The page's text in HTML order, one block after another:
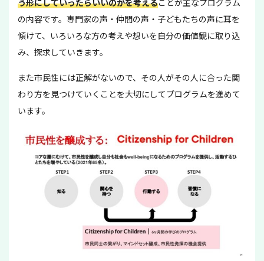
う形にしていったらいいのかを考えることが主なプログラム
の内容です。専門家の声・仲間の声・子どもたちの声に耳を
傾けて、いろいろな方の考えや想いを自分の価値観に取り込
み、探求していきます。
また市民性には正解がないので、その人がその人に合った関
わり方を見つけていくことを大切にしてプログラムを進めて
います。